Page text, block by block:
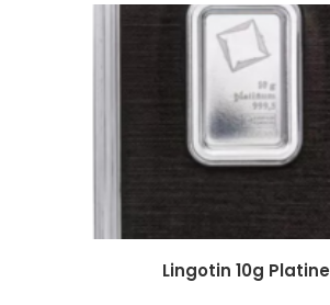
Lingotin 10g Platine